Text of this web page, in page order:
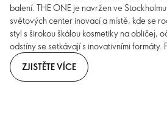
balení. THE ONE je navržen ve
světových center inovací a místě, kde se
styl s širokou škálou kosmetiky na obličej,
odstíny se setkávají s inovativními formáty.
ZJISTĚTE VÍCE